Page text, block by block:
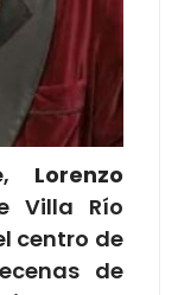
Lorenzo
Villa Río
centro de
de